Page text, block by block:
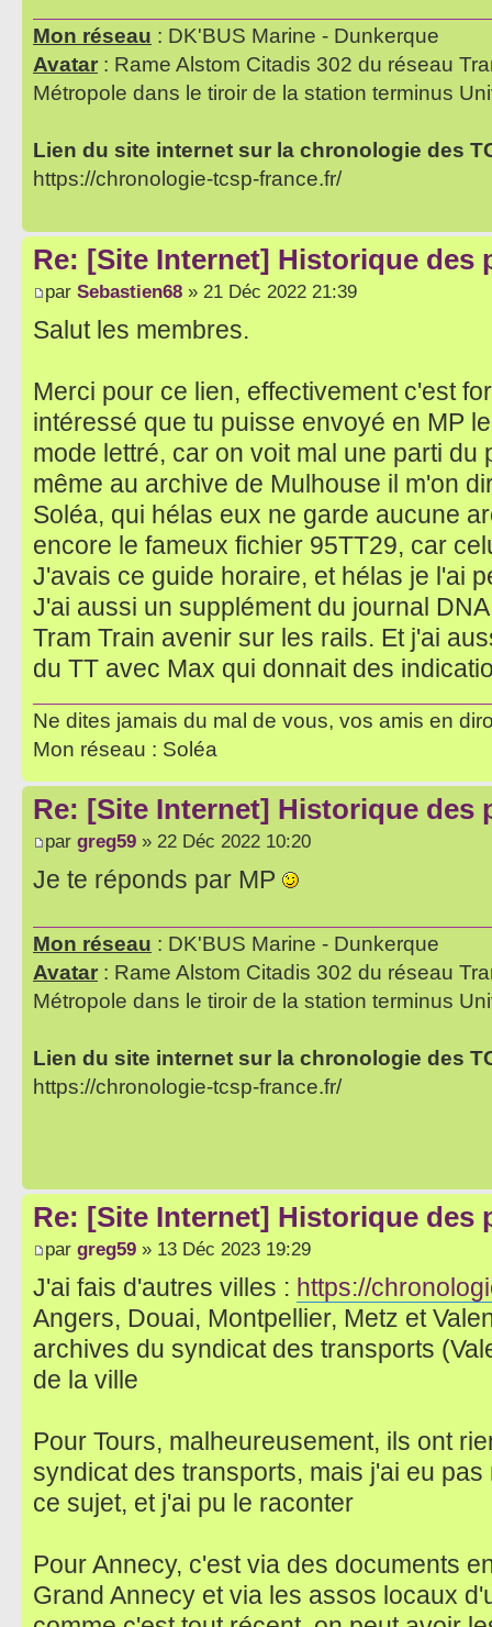
Mon réseau : DK'BUS Marine - Dunkerque
Avatar : Rame Alstom Citadis 302 du réseau
Métropole dans le tiroir de la station terminus
Lien du site internet sur la chronologie des
https://chronologie-tcsp-france.fr/
Re: [Site Internet] Historique des
par Sebastien68 » 21 Déc 2022 21:39
Salut les membres.
Merci pour ce lien, effectivement c'est
intéressé que tu puisse envoyé en MP
mode lettré, car on voit mal une parti du
même au archive de Mulhouse il m'on
Soléa, qui hélas eux ne garde aucune
encore le fameux fichier 95TT29, car
J'avais ce guide horaire, et hélas je l'ai
J'ai aussi un supplément du journal
Tram Train avenir sur les rails. Et j'ai
du TT avec Max qui donnait des
Ne dites jamais du mal de vous, vos amis en
Mon réseau : Soléa
Re: [Site Internet] Historique des
par greg59 » 22 Déc 2022 10:20
Je te réponds par MP
Mon réseau : DK'BUS Marine - Dunkerque
Avatar : Rame Alstom Citadis 302 du réseau
Métropole dans le tiroir de la station terminus
Lien du site internet sur la chronologie des
https://chronologie-tcsp-france.fr/
Re: [Site Internet] Historique des
par greg59 » 13 Déc 2023 19:29
J'ai fais d'autres villes : https://
Angers, Douai, Montpellier, Metz et
archives du syndicat des transports
de la ville
Pour Tours, malheureusement, ils ont
syndicat des transports, mais j'ai eu
ce sujet, et j'ai pu le raconter
Pour Annecy, c'est via des documents
Grand Annecy et via les assos locaux